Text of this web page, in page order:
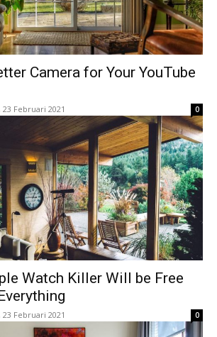
Camera for Your YouTube
23 Februari 2021 0
Watch Killer Will be Free
23 Februari 2021 0